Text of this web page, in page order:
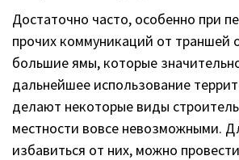
Достаточно часто, особенно при
прочих коммуникаций от траншей
большие ямы, которые
дальнейшее использование
делают некоторые виды
местности вовсе невозможными.
избавиться от них, можно